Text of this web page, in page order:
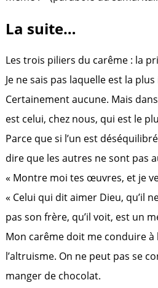
La suite…
Les trois piliers du carême : la
Je ne sais pas laquelle est la
Certainement aucune. Mais
est celui, chez nous, qui est le
Parce que si l’un est
dire que les autres ne sont pas
« Montre moi tes œuvres, et je
« Celui qui dit aimer Dieu, qu’il
pas son frère, qu’il voit, est un
Mon carême doit me conduire à
l’altruisme. On ne peut pas se
manger de chocolat.